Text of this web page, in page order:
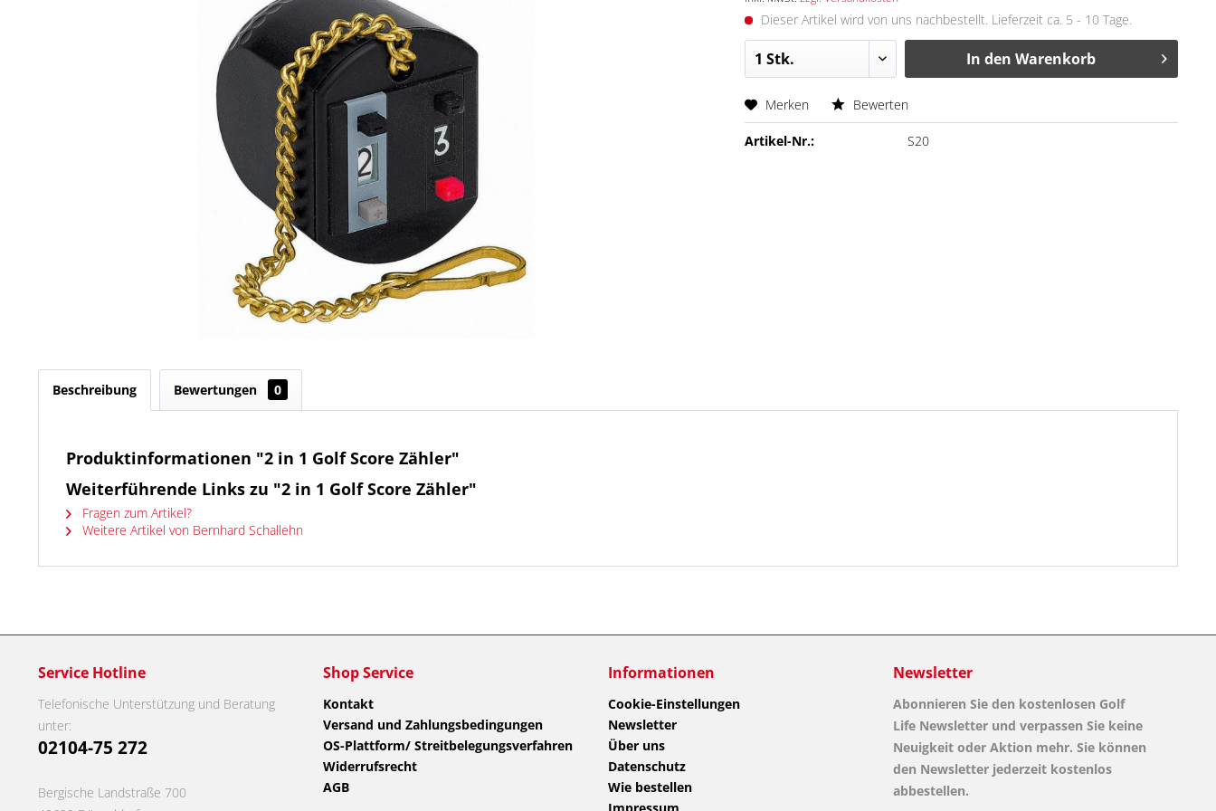
Dieser Artikel wird von uns nachbestellt. Lieferzeit ca. 5 - 10 Tage.
In den Warenkorb
Merken Bewerten
Artikel-Nr.: S20
Beschreibung Bewertungen 0
Produktinformationen "2 in 1 Golf Score Zähler"
Weiterführende Links zu "2 in 1 Golf Score Zähler"
Fragen zum Artikel?
Weitere Artikel von Bernhard Schallehn
Service Hotline
Telefonische Unterstützung und Beratung
unter:
02104-75 272
Bergische Landstraße 700
Shop Service
Kontakt
Versand und Zahlungsbedingungen
OS-Plattform/ Streitbelegungsverfahren
Widerrufsrecht
AGB
Informationen
Cookie-Einstellungen
Newsletter
Über uns
Datenschutz
Wie bestellen
Impressum
Newsletter
Abonnieren Sie den kostenlosen Golf
Life Newsletter und verpassen Sie keine
Neuigkeit oder Aktion mehr. Sie können
den Newsletter jederzeit kostenlos
abbestellen.